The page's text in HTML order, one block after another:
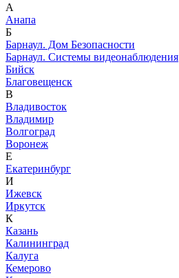
А
Анапа
Б
Барнаул. Дом Безопасности
Барнаул. Системы видеонаблюдения
Бийск
Благовещенск
В
Владивосток
Владимир
Волгоград
Воронеж
Е
Екатеринбург
И
Ижевск
Иркутск
К
Казань
Калининград
Калуга
Кемерово